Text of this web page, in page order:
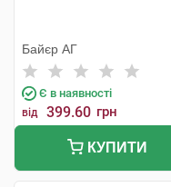
Байєр АГ
Є в наявності
від 399.60 грн
КУПИТИ